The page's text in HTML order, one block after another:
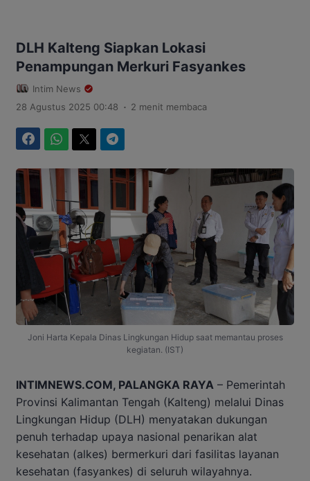
DLH Kalteng Siapkan Lokasi
Penampungan Merkuri Fasyankes
Intim News
28 Agustus 2025 00:48 . 2 menit membaca
Joni Harta Kepala Dinas Lingkungan Hidup saat memantau proses
kegiatan. (IST)
INTIMNEWS.COM, PALANGKA RAYA – Pemerintah
Provinsi Kalimantan Tengah (Kalteng) melalui Dinas
Lingkungan Hidup (DLH) menyatakan dukungan
penuh terhadap upaya nasional penarikan alat
kesehatan (alkes) bermerkuri dari fasilitas layanan
kesehatan (fasyankes) di seluruh wilayahnya.